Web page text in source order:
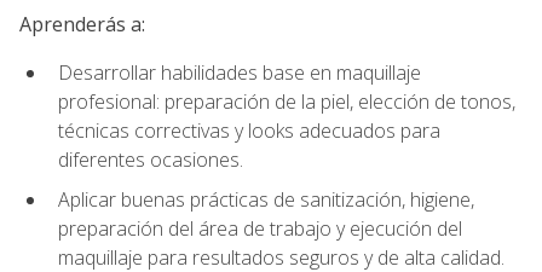
Aprenderás a:
Desarrollar habilidades base en maquillaje
profesional: preparación de la piel, elección de tonos,
técnicas correctivas y looks adecuados para
diferentes ocasiones.
Aplicar buenas prácticas de sanitización, higiene,
preparación del área de trabajo y ejecución del
maquillaje para resultados seguros y de alta calidad.